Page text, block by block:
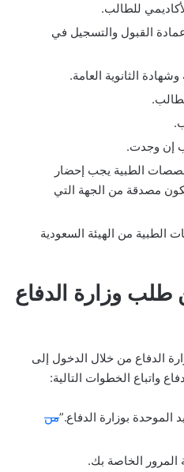
للطالب.
القبول والتسجيل في
الثانوية العامة.
إن وجدت.
الطبية يجب إحضار
مصدقة من الجهة التي
الطبية من الهيئة السعودية
طلب وزارة الدفاع
الدفاع من خلال الدخول إلى
واتباع الخطوات التالية:
الموحدة بوزارة الدفاع.”من
الخاصة بك.